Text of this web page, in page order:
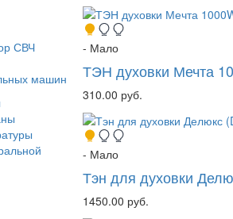
СВЧ
машин
- Мало
ТЭН духовки Мечта
310.00 руб.
- Мало
Тэн для духовки
1450.00 руб.